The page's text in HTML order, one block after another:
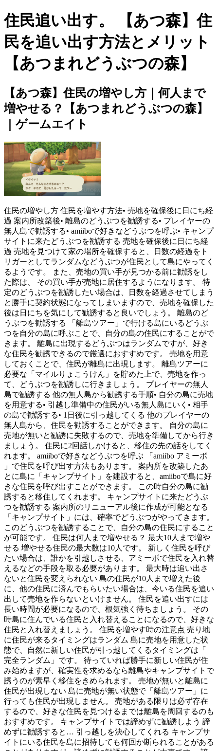
住民追い出す。 【あつ森】住
民を追い出す方法とメリット
【あつまれどうぶつの森】
【あつ森】住民の増やし方｜何人まで
増やせる？【あつまれどうぶつの森】
｜ゲームエイト
住民の増やし方 住民を増やす方法• 売地を確保後に日にち経
過 案内所改築後• 離島のどうぶつを勧誘する• プレイヤーの
無人島で勧誘する• amiiboで好きなどうぶつを呼ぶ• キャンプ
サイトに来たどうぶつを勧誘する 売地を確保後に日にち経
過 売地を見つけて家の場所を確保すると、日数の経過をト
リガーとしてランダムなどうぶつが住民として島にやってく
るようです。 また、売地の買い手が見つかる前に勧誘をし
た際は、 その買い手が売地に居住するようになります。 特
定のどうぶつを勧誘したい場合は、日数を経過させてしまう
と勝手に契約状態になってしまいますので、売地を確保した
後は日にちを気にして勧誘すると良いでしょう。 離島のど
うぶつを勧誘する 「離島ツアー」で行ける島にいるどうぶ
つを自分の島に呼ぶことで、自分の島の住民にすることがで
きます。 離島に出現するどうぶつはランダムですが、好き
な住民を勧誘できるので厳選におすすめです。 売地を用意
しておくことで、住民が離島に出現します。 離島ツアーに
必要な「マイルりょこうけん」を貯めた上で、売地を作っ
て、どうぶつを勧誘しに行きましょう。 プレイヤーの無人
島で勧誘する 他の無人島から勧誘する手順• 自分の島に売地
を用意する• 引越し準備中の住民がいる無人島にいく• 相手
の島で勧誘する• 1日後に引っ越してくる 他のプレイヤーの
無人島から、住民を勧誘することができます。 自分の島に
売地が無いと勧誘に失敗するので、売地を準備してから行き
ましょう。 住民に2回話しかけると、移住の先の話をしてく
れます。 amiiboで好きなどうぶつを呼ぶ 「amiibo アミーボ
」で住民を呼び出す方法もあります。 案内所を改築したあ
とに島に「キャンプサイト」を建設すると、amiiboで島に好
きな住民を呼び出すことができます。 この時自分の島に勧
誘すると移住してくれます。 キャンプサイトに来たどうぶ
つを勧誘する 案内所のリニューアル後に作成が可能となる
「キャンプサイト」には、確率でどうぶつがやってきます。
このどうぶつを勧誘することで、自分の島の住民にすること
が可能です。 住民は何人まで増やせる？ 最大10人まで増や
せる 増やせる住民の最大数は10人です。 新しく住民を呼び
たい場合は、誰かを引越しさせる、アミーボで住民を入れ替
えるなどの手段を取る必要があります。 最大時は追い出さ
ないと住民を変えられない 島の住民が10人まで増えた後
に、他の住民に済んでもらいたい場合は、今いる住民を追い
出して売地を作らないといけません。 住民を追い出すには
長い時間が必要になるので、根気強く待ちましょう。 その
時島に住んでいる住民と入れ替えることになるので、好きな
住民と入れ替えましょう。 住民を増やす時の注意点 売り地
に住民が来るタイミングはランダム 島に売地を用意した状
態で、自然に新しい住民が引っ越してくるタイミングは「
完全ランダム」です。 待っていれば勝手に新しい住民が住
み始めますが、確実性を求めるなら離島やキャンプサイトで
誘うのが素早く移住をきめられます。 売地が無いと離島に
住民が出現しない 島に売地が無い状態で「離島ツアー」に
行っても住民が出現しません。 売地がある限りは必ず存在
するので、好きな住民を見つけるまでは離島を周回するのも
おすすめです。 キャンプサイトでは諦めずに勧誘しよう 諦
めずに勧誘すると… 引っ越しを決心してくれる キャンプサ
イトにいる住民を島に招待しても何回か断られることがある